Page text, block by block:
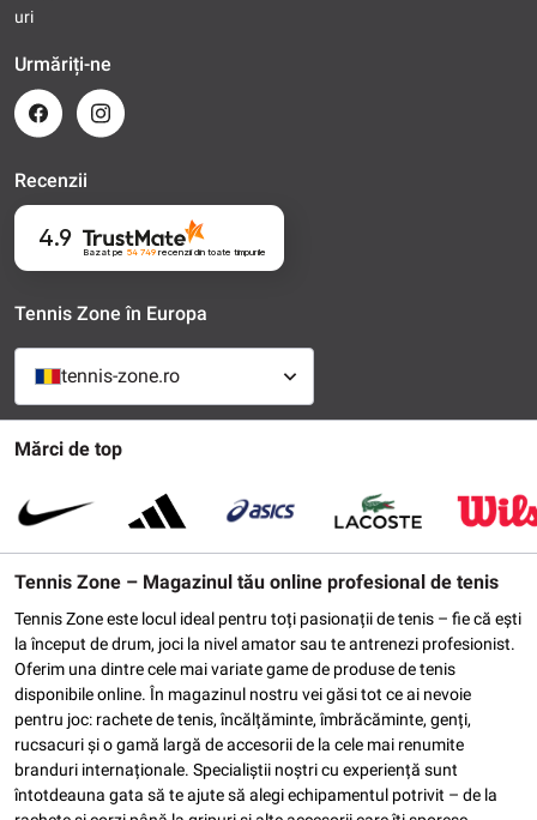
Mărci de top
Tennis Zone – Magazinul tău online profesional de tenis
Tennis Zone este locul ideal pentru toți pasionații de tenis – fie că ești
la început de drum, joci la nivel amator sau te antrenezi profesionist.
Oferim una dintre cele mai variate game de produse de tenis
disponibile online. În magazinul nostru vei găsi tot ce ai nevoie
pentru joc: rachete de tenis, încălțăminte, îmbrăcăminte, genți,
rucsacuri și o gamă largă de accesorii de la cele mai renumite
branduri internaționale. Specialiștii noștri cu experiență sunt
întotdeauna gata să te ajute să alegi echipamentul potrivit – de la
uri
Urmăriți-ne
Recenzii
4.9
Bazat pe 54 749recenziidin toate timpurile
Tennis Zone în Europa
tennis-zone.ro